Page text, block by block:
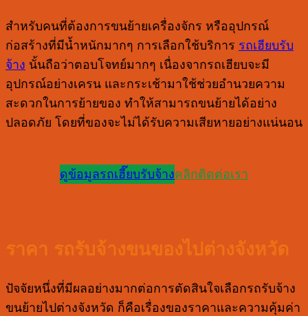
สำหรับคนที่ต้องการขนย้ายเครื่องจักร หรืออุปกรณ์
ก่อสร้างที่มีน้ำหนักมากๆ การเลือกใช้บริการ รถเฮียบรับ
จ้าง นั้นถือว่าตอบโจทย์มากๆ เนื่องจากรถเฮียบจะมี
อุปกรณ์อย่างเครน และกระเช้ามาใช้ช่วยอำนวยความ
สะดวกในการย้ายของ ทำให้สามารถขนย้ายได้อย่าง
ปลอดภัย โดยที่ของจะไม่ได้รับความเสียหายอย่างแน่นอน
ดูข้อมูลรถเฮี๊ยบรับจ้างคลิกติดต่อเรา
ราคา รถรับจ้างขนของไปต่างจังหวัด
ปัจจัยหนึ่งที่มีผลอย่างมากต่อการตัดสินใจเลือกรถรับจ้าง
ขนย้ายไปต่างจังหวัด ก็คือเรื่องของราคาและความคุ้มค่า